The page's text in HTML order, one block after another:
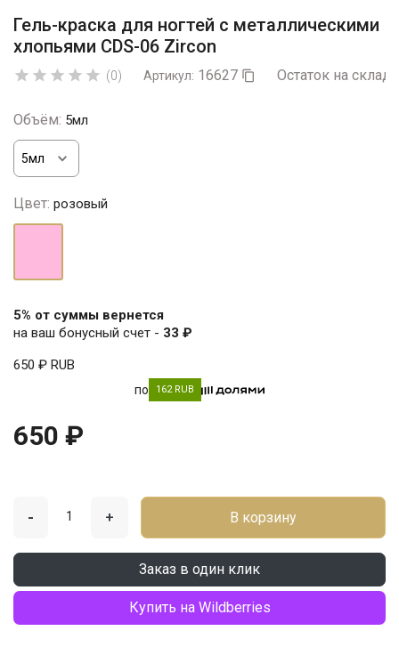
Гель-краска для ногтей с металлическими
хлопьями CDS-06 Zircon
     (0) Артикул: 16627  Остаток на
Объём: 5мл
Цвет: розовый
5% от суммы вернется
на ваш бонусный счет - 33 ₽
650 ₽ RUB
по 162 RUB
650 ₽
- + В корзину
Заказ в один клик
Купить на Wildberries